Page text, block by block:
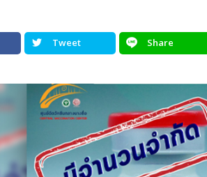
Tweet Share